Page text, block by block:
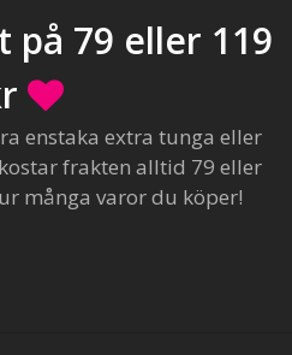
på 79 eller 119
enstaka extra tunga eller
frakten alltid 79 eller
många varor du köper!